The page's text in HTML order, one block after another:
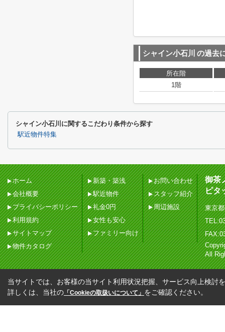
シャイン小石川 の過去
所在階
1階
シャイン小石川に関するこだわり条件から探す
駅近物件特集
ホーム
会社概要
プライバシーポリシー
利用規約
サイトマップ
物件カタログ
新築・築浅
駅近物件
礼金0円
女性も安心
ファミリー向け
お問い合わせ
スタッフ紹介
周辺施設
御茶
ピタ
東京
All
当サイトでは、お客様の当サイト利用状況把握、サービス向上検討
詳しくは、当社の 「Cookieの取扱いについて」 をご確認ください。